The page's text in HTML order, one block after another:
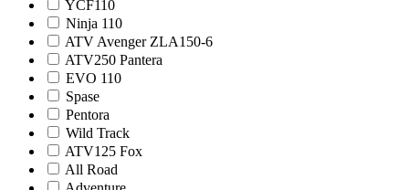
YCF110
Ninja 110
ATV Avenger ZLA150-6
ATV250 Pantera
EVO 110
Spase
Pentora
Wild Track
ATV125 Fox
All Road